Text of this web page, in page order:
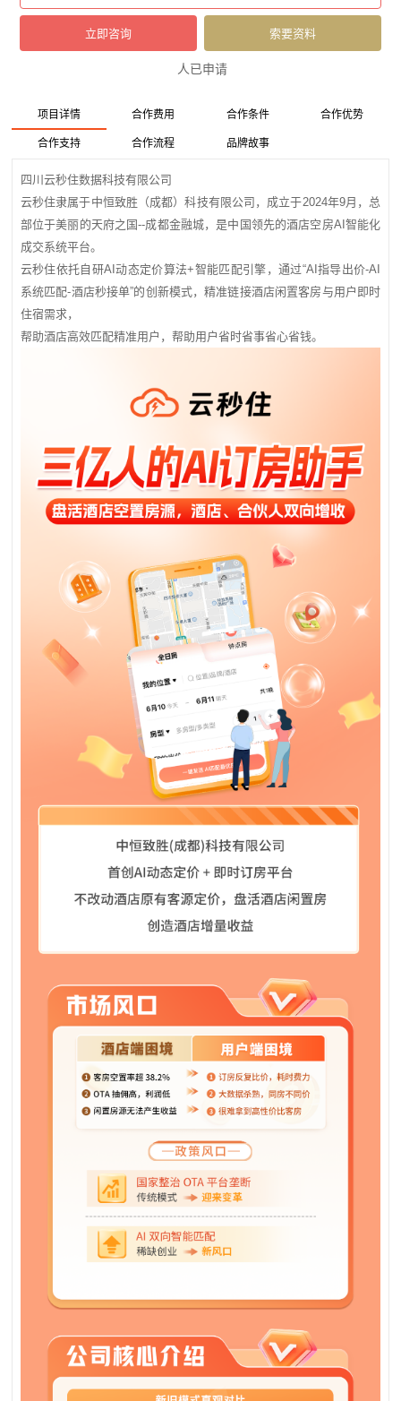
人已申请
项目详情 合作费用 合作条件 合作优势
合作支持 合作流程 品牌故事
四川云秒住数据科技有限公司
云秒住隶属于中恒致胜（成都）科技有限公司，成立于2024年9月，总
部位于美丽的天府之国--成都金融城，是中国领先的酒店空房AI智能化
成交系统平台。
云秒住依托自研AI动态定价算法+智能匹配引擎，通过“AI指导出价-AI
系统匹配-酒店秒接单”的创新模式，精准链接酒店闲置客房与用户即时
住宿需求，
帮助酒店高效匹配精准用户，帮助用户省时省事省心省钱。